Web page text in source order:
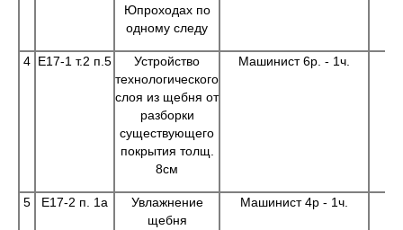
Юпроходах по
одному следу
4 Е17-1 т.2 п.5
Устройство
технологического
слоя из щебня от
разборки
существующего
покрытия толщ.
8см
Машинист 6р. - 1ч.
5 Е17-2 п. 1а
Увлажнение
щебня
Машинист 4р - 1ч.